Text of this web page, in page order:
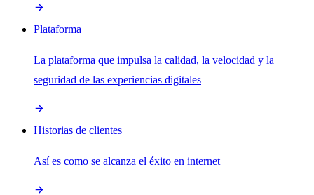
Plataforma
La plataforma que impulsa la calidad, la velocidad y la
seguridad de las experiencias digitales
Historias de clientes
Así es como se alcanza el éxito en internet